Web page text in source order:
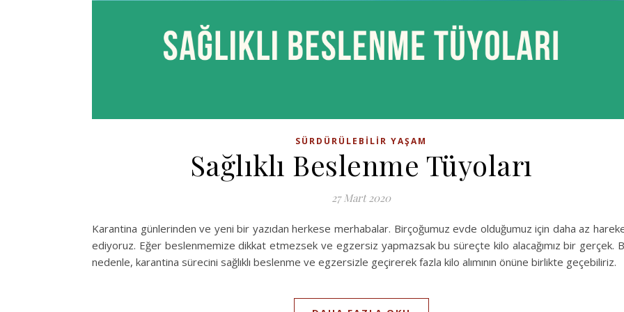
SÜRDÜRÜLEBILIR YAŞAM
Sağlıklı Beslenme Tüyoları
27 Mart 2020
Karantina günlerinden ve yeni bir yazıdan herkese merhabalar. Birçoğumuz evde olduğumuz için daha az
ediyoruz. Eğer beslenmemize dikkat etmezsek ve egzersiz yapmazsak bu süreçte kilo alacağımız bir gerçek.
nedenle, karantina sürecini sağlıklı beslenme ve egzersizle geçirerek fazla kilo alımının önüne birlikte geçebiliriz.